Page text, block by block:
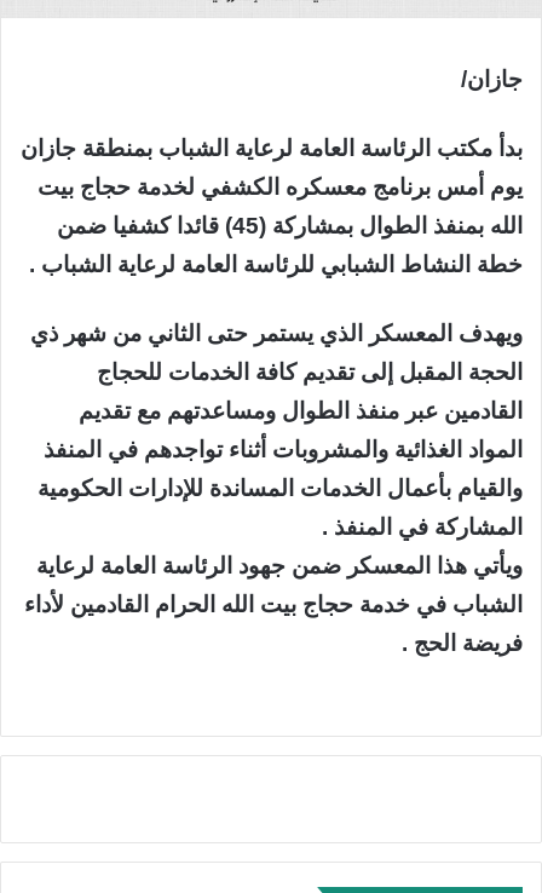
جازان/
بدأ مكتب الرئاسة العامة لرعاية الشباب بمنطقة جازان
يوم أمس برنامج معسكره الكشفي لخدمة حجاج بيت
الله بمنفذ الطوال بمشاركة (45) قائدا كشفيا ضمن
خطة النشاط الشبابي للرئاسة العامة لرعاية الشباب .
ويهدف المعسكر الذي يستمر حتى الثاني من شهر ذي
الحجة المقبل إلى تقديم كافة الخدمات للحجاج
القادمين عبر منفذ الطوال ومساعدتهم مع تقديم
المواد الغذائية والمشروبات أثناء تواجدهم في المنفذ
والقيام بأعمال الخدمات المساندة للإدارات الحكومية
المشاركة في المنفذ .
ويأتي هذا المعسكر ضمن جهود الرئاسة العامة لرعاية
الشباب في خدمة حجاج بيت الله الحرام القادمين لأداء
فريضة الحج .